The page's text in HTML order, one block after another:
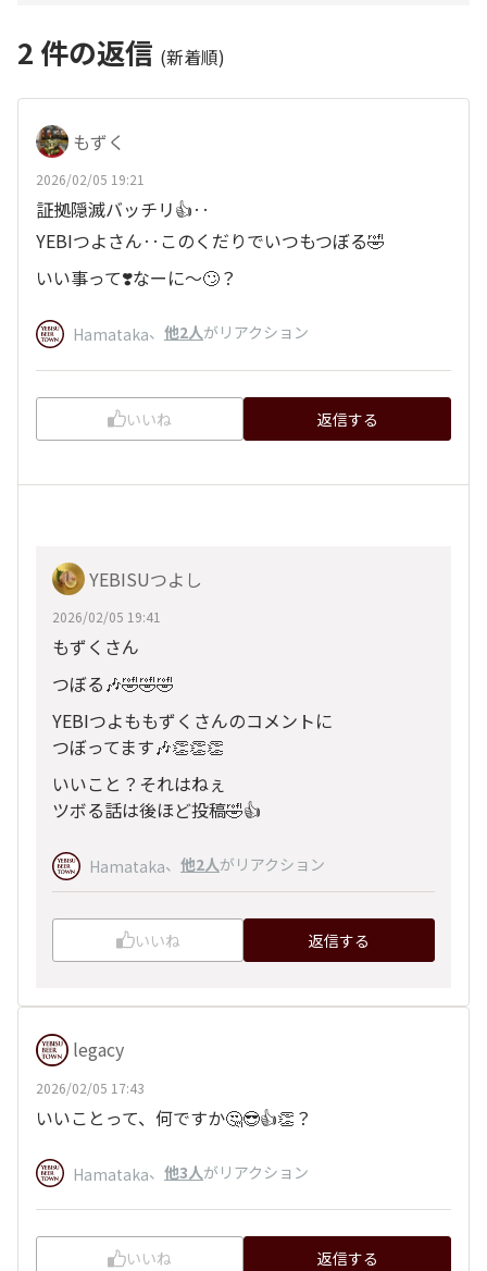
2 件の返信 (新着順)
もずく
2026/02/05 19:21
証拠隠滅バッチリ👍‥
YEBIつよさん‥このくだりでいつもつぼる🤣
いい事って❣️なーに〜🙄？
Hamataka、 他2人がリアクション
いいね 返信する
YEBISUつよし
2026/02/05 19:41
もずくさん
つぼる🎶🤣🤣🤣
YEBIつよももずくさんのコメントに
つぼってます🎶👏👏👏
いいこと？それはねぇ
ツボる話は後ほど投稿🤣👍
Hamataka、 他2人がリアクション
いいね 返信する
legacy
2026/02/05 17:43
いいことって、何ですか🤔😎👍👏？
Hamataka、 他3人がリアクション
いいね 返信する